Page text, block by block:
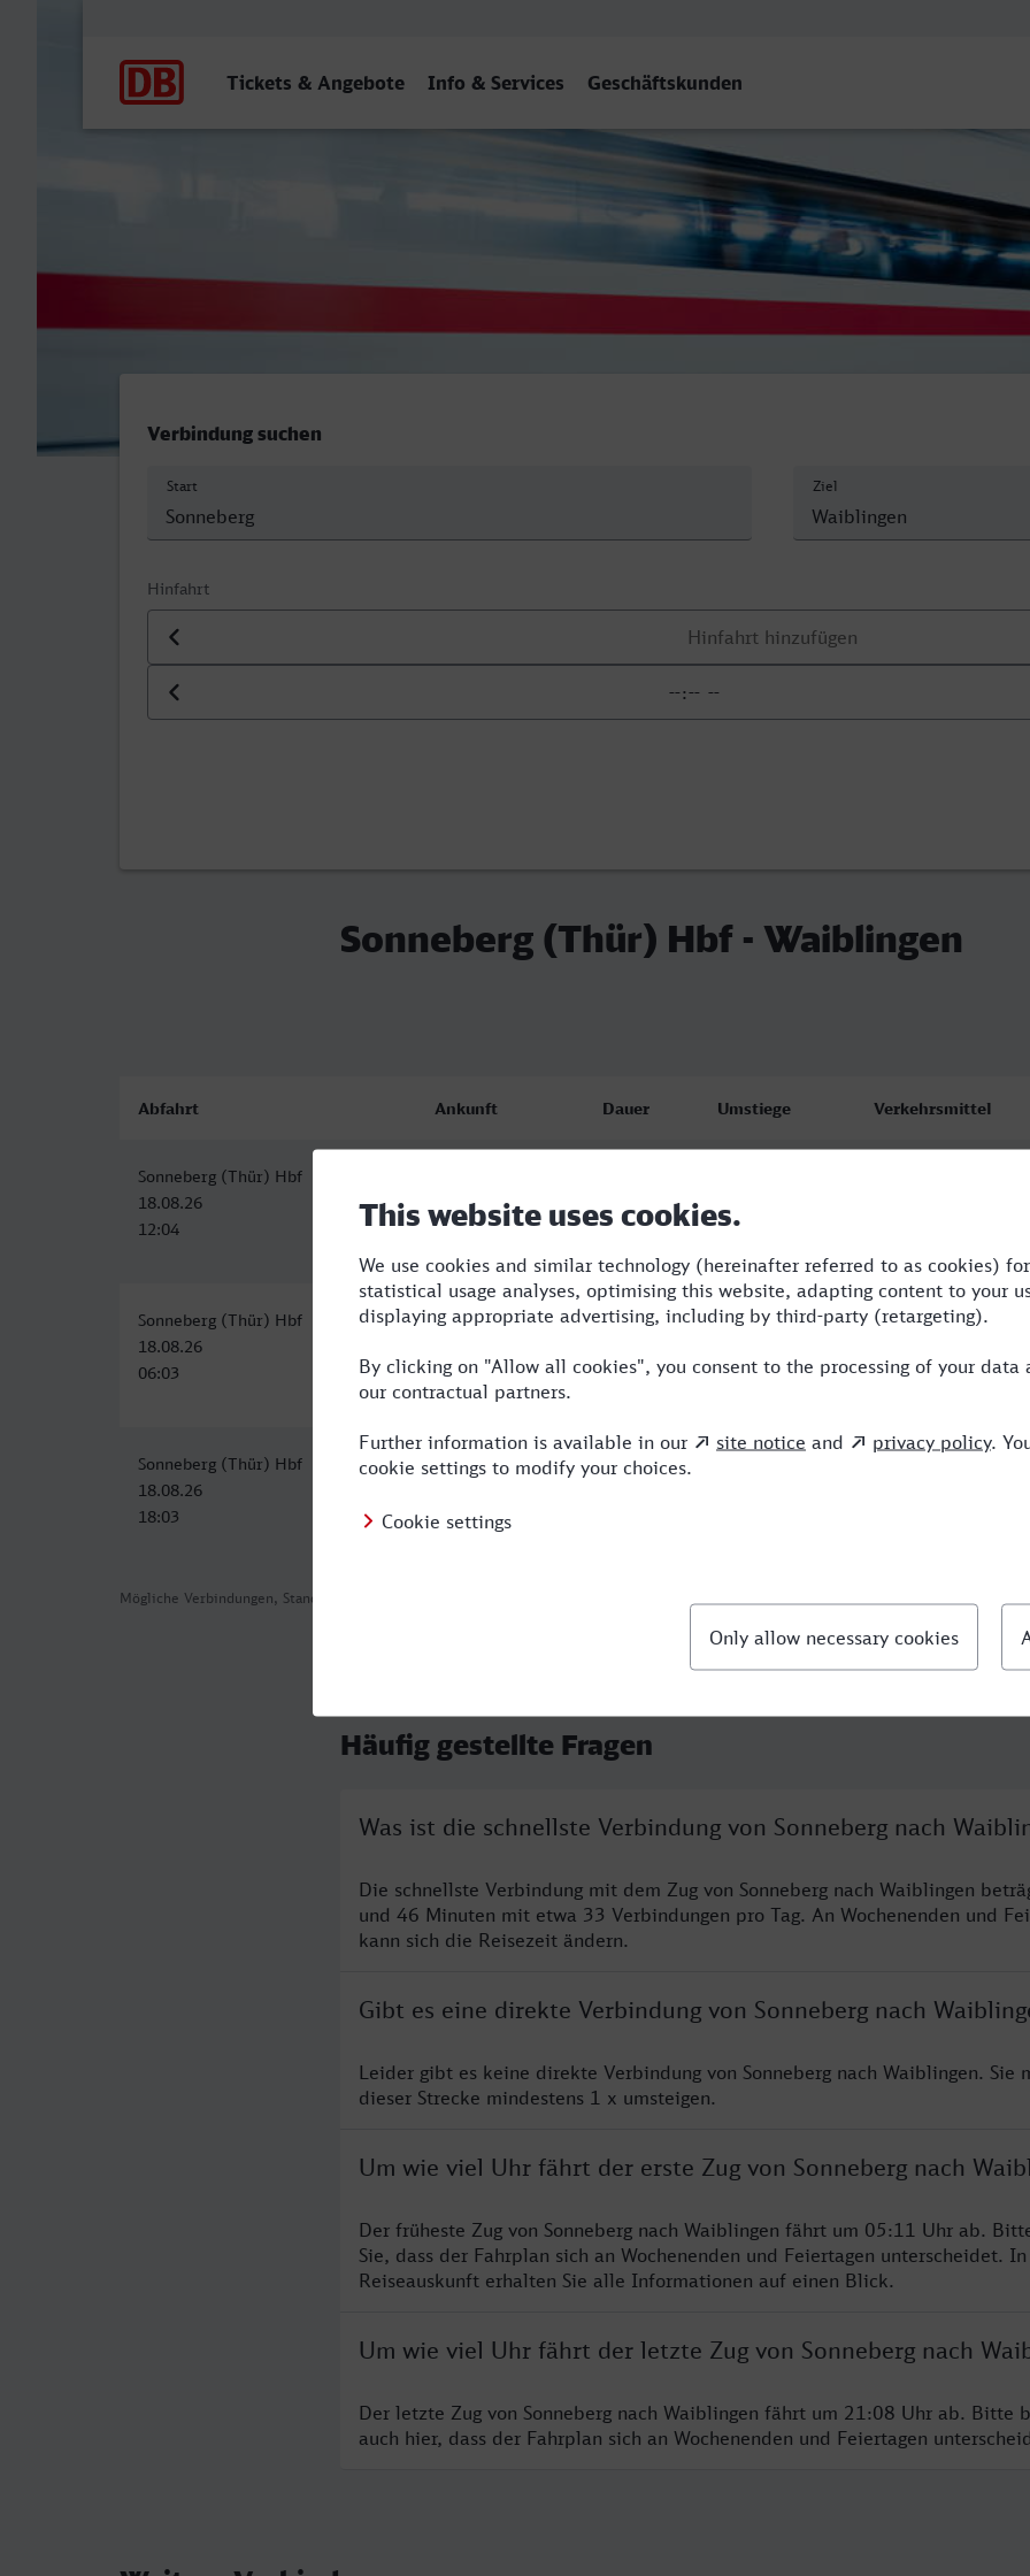
Tickets & Angebote Info & Services Geschäftskunden
Sonneberg (Thür) Hbf - Waiblingen
Verbindung suchen
Start Ziel
Hinfahrt
Datum der Hinfahrt
Uhrzeit der Hinfahrt
Sonneberg (Thür) Hbf - Waiblingen
Mögliche Verbindungen, Stand: 2026-08-04 02:42
Abfahrt Ankunft Dauer Umstiege Verkehrsmittel
Sonneberg (Thür) Hbf
18.08.26
12:04
18.08.26
15:50
Sonneberg (Thür) Hbf
18.08.26
06:03
Waiblingen
10:51
4:48 1 RE,ARV
Sonneberg (Thür) Hbf
18.08.26
18:03
Waiblingen
22:52
4:49
Häufig gestellte Fragen
Was ist die schnellste Verbindung von Sonneberg nach
Die schnellste Verbindung mit dem Zug von Sonneberg nach Waiblingen
und 46 Minuten mit etwa 33 Verbindungen pro Tag. An Wochenenden und
kann sich die Reisezeit ändern.
Gibt es eine direkte Verbindung von Sonneberg nach
Leider gibt es keine direkte Verbindung von Sonneberg nach Waiblingen. Sie
dieser Strecke mindestens 1 x umsteigen.
Um wie viel Uhr fährt der erste Zug von Sonneberg nach
Der früheste Zug von Sonneberg nach Waiblingen fährt um 05:11 Uhr ab.
Sie, dass der Fahrplan sich an Wochenenden und Feiertagen unterscheidet.
Reiseauskunft erhalten Sie alle Informationen auf einen Blick.
Um wie viel Uhr fährt der letzte Zug von Sonneberg nach
Der letzte Zug von Sonneberg nach Waiblingen fährt um 21:08 Uhr ab. Bitte
auch hier, dass der Fahrplan sich an Wochenenden und Feiertagen